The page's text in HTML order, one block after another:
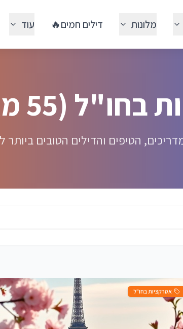
מלונות דילים חמים🔥 עוד
(55 מאמרים)
הטיפים והדילים הטובים ביותר
אטרקציות בחו"ל